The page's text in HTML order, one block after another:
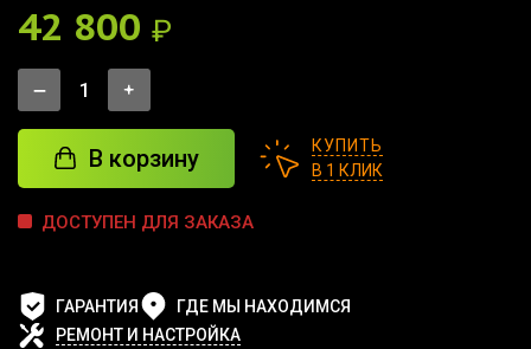
42 800 ₽
В корзину
КУПИТЬ
В 1 КЛИК
ДОСТУПЕН ДЛЯ ЗАКАЗА
ГАРАНТИЯ
ГДЕ МЫ НАХОДИМСЯ
РЕМОНТ И НАСТРОЙКА